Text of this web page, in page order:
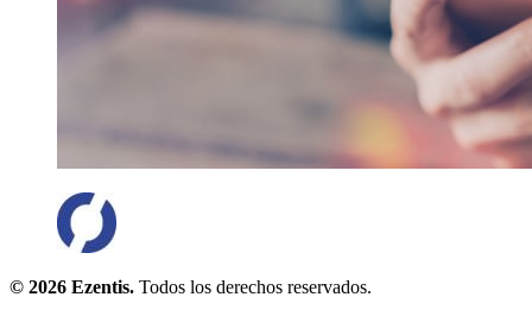
© 2026 Ezentis. Todos los derechos reservados.